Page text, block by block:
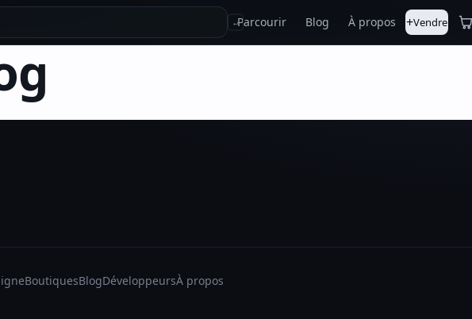
↵Parcourir Blog À propos +Vendre
BoutiquesBlogDéveloppeursÀ propos